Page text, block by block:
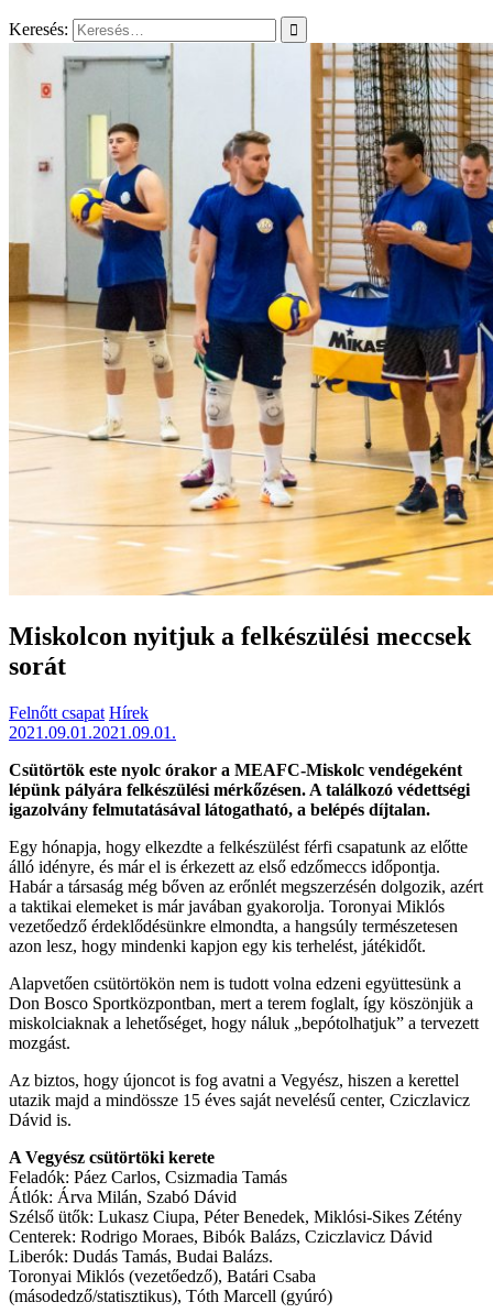
Keresés:
Miskolcon nyitjuk a felkészülési meccsek
sorát
Felnőtt csapat Hírek
2021.09.01.2021.09.01.
Csütörtök este nyolc órakor a MEAFC-Miskolc vendégeként
lépünk pályára felkészülési mérkőzésen. A találkozó védettségi
igazolvány felmutatásával látogatható, a belépés díjtalan.
Egy hónapja, hogy elkezdte a felkészülést férfi csapatunk az előtte
álló idényre, és már el is érkezett az első edzőmeccs időpontja.
Habár a társaság még bőven az erőnlét megszerzésén dolgozik, azért
a taktikai elemeket is már javában gyakorolja. Toronyai Miklós
vezetőedző érdeklődésünkre elmondta, a hangsúly természetesen
azon lesz, hogy mindenki kapjon egy kis terhelést, játékidőt.
Alapvetően csütörtökön nem is tudott volna edzeni együttesünk a
Don Bosco Sportközpontban, mert a terem foglalt, így köszönjük a
miskolciaknak a lehetőséget, hogy náluk „bepótolhatjuk” a tervezett
mozgást.
Az biztos, hogy újoncot is fog avatni a Vegyész, hiszen a kerettel
utazik majd a mindössze 15 éves saját nevelésű center, Cziczlavicz
Dávid is.
A Vegyész csütörtöki kerete
Feladók: Páez Carlos, Csizmadia Tamás
Átlók: Árva Milán, Szabó Dávid
Szélső ütők: Lukasz Ciupa, Péter Benedek, Miklósi-Sikes Zétény
Centerek: Rodrigo Moraes, Bibók Balázs, Cziczlavicz Dávid
Liberók: Dudás Tamás, Budai Balázs.
Toronyai Miklós (vezetőedző), Batári Csaba
(másodedző/statisztikus), Tóth Marcell (gyúró)